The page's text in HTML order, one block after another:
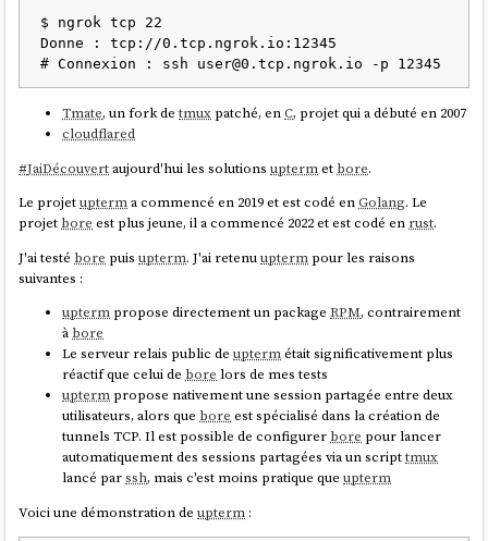
$ ngrok tcp 22
Donne : tcp://0.tcp.ngrok.io:12345
Tmate, un fork detmux patché, enC, projet qui a débuté en 2007
cloudflared
#JaiDécouvertaujourd'hui les solutionsuptermet bore.
Le projetupterma commencé en 2019 et est codé enGolang. Le
projet bore est plus jeune, il a commencé 2022 et est codé en rust.
J'ai testé bore puisupterm. J'ai retenuupterm pour les raisons
suivantes :
upterm propose directement un packageRPM, contrairement
àbore
Le serveur relais public deuptermétait significativement plus
réactif que celui deborelors de mes tests
upterm propose nativement une session partagée entre deux
utilisateurs, alors queboreest spécialisé dans la création de
tunnels TCP. Il est possible de configurerbore pour lancer
automatiquement des sessions partagées via un scripttmux
lancé parssh, mais c'est moins pratique queupterm
Voici une démonstration deupterm :